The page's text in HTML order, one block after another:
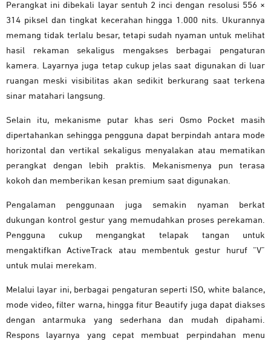
Perangkat ini dibekali layar sentuh 2 inci dengan resolusi 556 ×
314 piksel dan tingkat kecerahan hingga 1.000 nits. Ukurannya
memang tidak terlalu besar, tetapi sudah nyaman untuk melihat
hasil rekaman sekaligus mengakses berbagai pengaturan
kamera. Layarnya juga tetap cukup jelas saat digunakan di luar
ruangan meski visibilitas akan sedikit berkurang saat terkena
sinar matahari langsung.
Selain itu, mekanisme putar khas seri Osmo Pocket masih
dipertahankan sehingga pengguna dapat berpindah antara mode
horizontal dan vertikal sekaligus menyalakan atau mematikan
perangkat dengan lebih praktis. Mekanismenya pun terasa
kokoh dan memberikan kesan premium saat digunakan.
Pengalaman penggunaan juga semakin nyaman berkat
dukungan kontrol gestur yang memudahkan proses perekaman.
Pengguna cukup mengangkat telapak tangan untuk
mengaktifkan ActiveTrack atau membentuk gestur huruf “V”
untuk mulai merekam.
Melalui layar ini, berbagai pengaturan seperti ISO, white balance,
mode video, filter warna, hingga fitur Beautify juga dapat diakses
dengan antarmuka yang sederhana dan mudah dipahami.
Respons layarnya yang cepat membuat perpindahan menu